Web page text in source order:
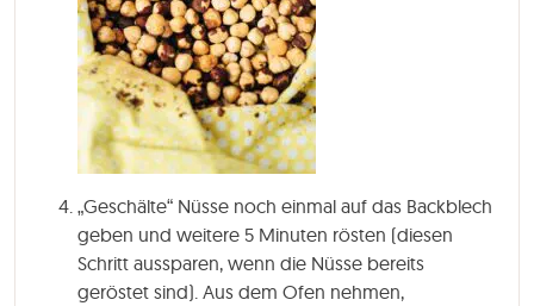
„Geschälte“ Nüsse noch einmal auf das Backblech
geben und weitere 5 Minuten rösten (diesen
Schritt aussparen, wenn die Nüsse bereits
geröstet sind). Aus dem Ofen nehmen,